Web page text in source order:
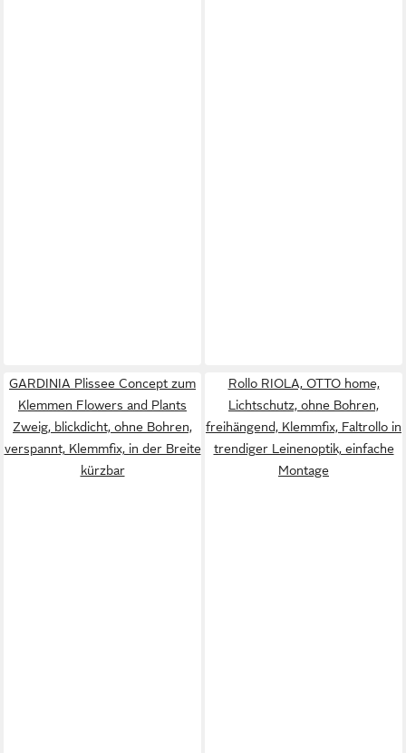
GARDINIA Plissee Concept zum
Klemmen Flowers and Plants
Zweig, blickdicht, ohne Bohren,
verspannt, Klemmfix, in der Breite
kürzbar
Rollo RIOLA, OTTO home,
Lichtschutz, ohne Bohren,
freihängend, Klemmfix, Faltrollo in
trendiger Leinenoptik, einfache
Montage